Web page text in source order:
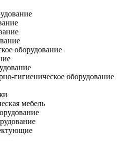
оборудование
гигиеническое оборудование
мебель